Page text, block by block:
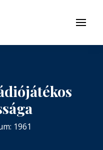
Menü
1961